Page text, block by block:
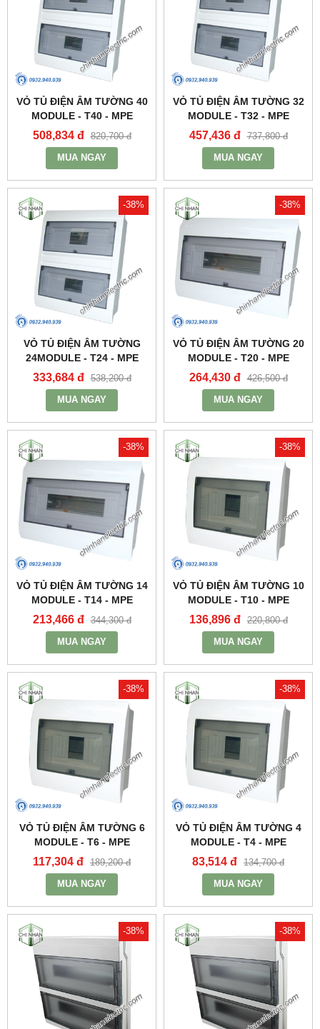
VỎ TỦ ĐIỆN ÂM TƯỜNG 40
MODULE - T40 - MPE
508,834 đ 820,700 đ
MUA NGAY
VỎ TỦ ĐIỆN ÂM TƯỜNG 32
MODULE - T32 - MPE
457,436 đ 737,800 đ
MUA NGAY
-38%
VỎ TỦ ĐIỆN ÂM TƯỜNG
24MODULE - T24 - MPE
333,684 đ 538,200 đ
MUA NGAY
-38%
VỎ TỦ ĐIỆN ÂM TƯỜNG 20
MODULE - T20 - MPE
264,430 đ 426,500 đ
MUA NGAY
-38%
VỎ TỦ ĐIỆN ÂM TƯỜNG 14
MODULE - T14 - MPE
213,466 đ 344,300 đ
MUA NGAY
-38%
VỎ TỦ ĐIỆN ÂM TƯỜNG 10
MODULE - T10 - MPE
136,896 đ 220,800 đ
MUA NGAY
-38%
VỎ TỦ ĐIỆN ÂM TƯỜNG 6
MODULE - T6 - MPE
117,304 đ 189,200 đ
MUA NGAY
-38%
VỎ TỦ ĐIỆN ÂM TƯỜNG 4
MODULE - T4 - MPE
83,514 đ 134,700 đ
MUA NGAY
-38% -38%